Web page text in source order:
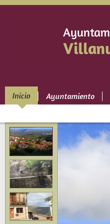
Inicio Ayuntamiento